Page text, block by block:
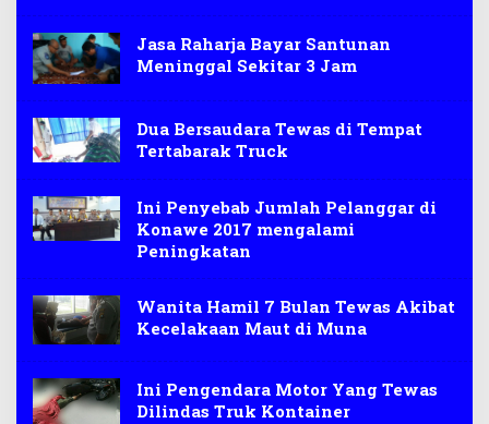
Jasa Raharja Bayar Santunan
Meninggal Sekitar 3 Jam
Dua Bersaudara Tewas di Tempat
Tertabarak Truck
Ini Penyebab Jumlah Pelanggar di
Konawe 2017 mengalami
Peningkatan
Wanita Hamil 7 Bulan Tewas Akibat
Kecelakaan Maut di Muna
Ini Pengendara Motor Yang Tewas
Dilindas Truk Kontainer